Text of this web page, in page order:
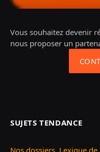
Vous souhaitez devenir
nous proposer un
SUJETS TENDANCE